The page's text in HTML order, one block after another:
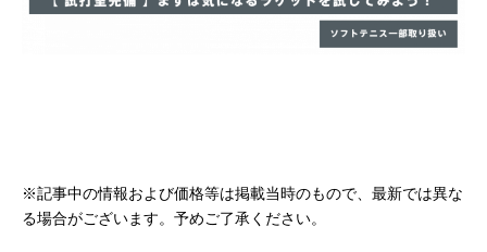
※記事中の情報および価格等は掲載当時のもので、最新では異な
る場合がございます。予めご了承ください。